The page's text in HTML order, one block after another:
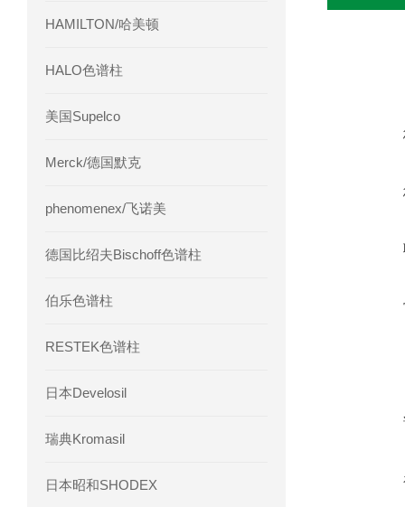
HAMILTON/哈美顿
HALO色谱柱
美国Supelco
Merck/德国默克
phenomenex/飞诺美
德国比绍夫Bischoff色谱柱
伯乐色谱柱
RESTEK色谱柱
日本Develosil
瑞典Kromasil
日本昭和SHODEX